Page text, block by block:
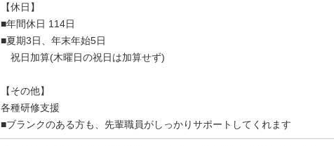
【休日】
■年間休日 114日
■夏期3日、年末年始5日
祝日加算(木曜日の祝日は加算せず)
【その他】
各種研修支援
■ブランクのある方も、先輩職員がしっかりサポートしてくれます